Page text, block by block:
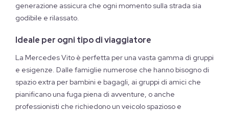
generazione assicura che ogni momento sulla strada sia
godibile e rilassato.
Ideale per ogni tipo di viaggiatore
La Mercedes Vito è perfetta per una vasta gamma di gruppi
e esigenze. Dalle famiglie numerose che hanno bisogno di
spazio extra per bambini e bagagli, ai gruppi di amici che
pianificano una fuga piena di avventure, o anche
professionisti che richiedono un veicolo spazioso e